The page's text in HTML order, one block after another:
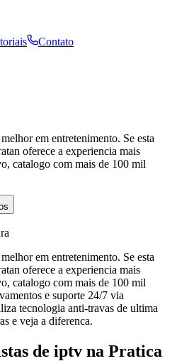
Contato
em entretenimento. Se esta
oferece a experiencia mais
catalogo com mais de 100 mil
em entretenimento. Se esta
oferece a experiencia mais
catalogo com mais de 100 mil
e suporte 24/7 via
tecnologia anti-travas de ultima
e veja a diferenca.
de iptv na Pratica